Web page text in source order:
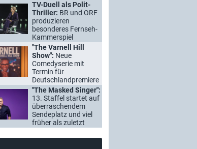
TV-Duell als Polit-
Thriller: BR und ORF
produzieren
besonderes Fernseh-
Kammerspiel
"The Varnell Hill
Show": Neue
Comedyserie mit
Termin für
Deutschlandpremiere
"The Masked Singer":
13. Staffel startet auf
überraschendem
Sendeplatz und viel
früher als zuletzt